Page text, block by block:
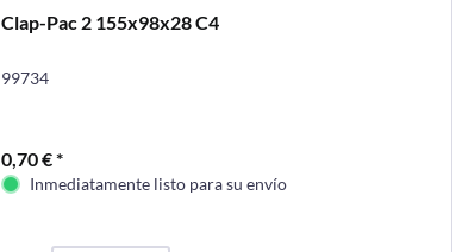
Clap-Pac 2 155x98x28 C4
99734
0,70 € *
Inmediatamente listo para su envío